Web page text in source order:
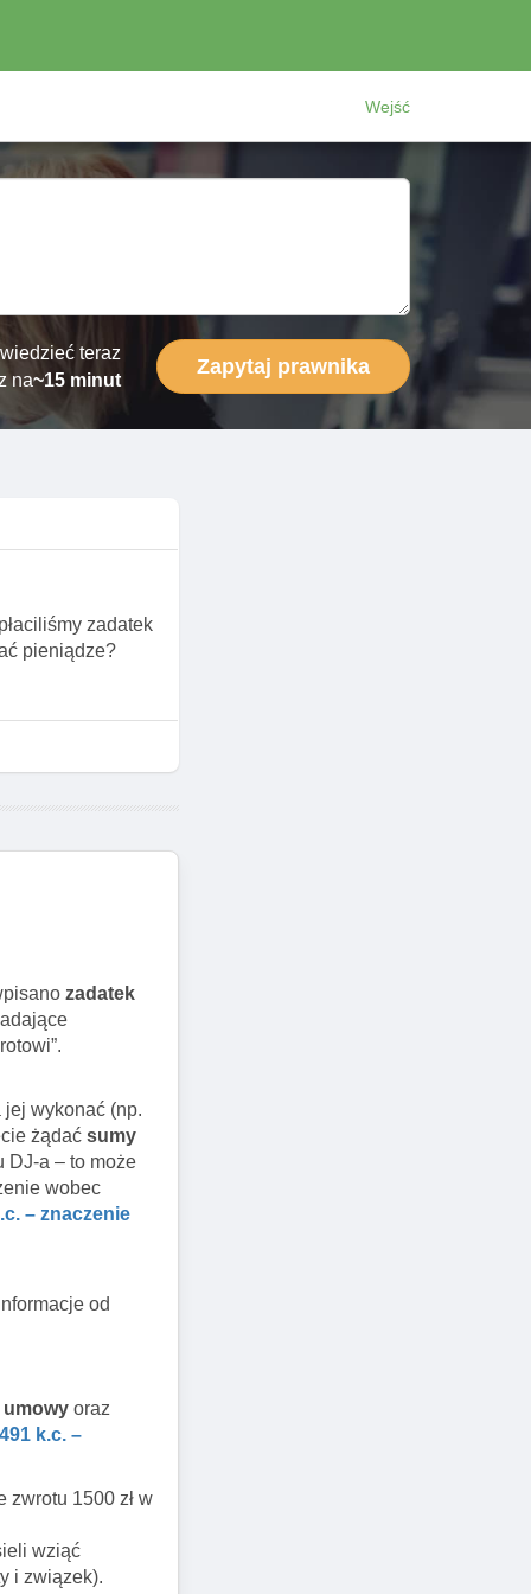
Wejść
teraz
na~15 minut
Zapytaj prawnika
zadatek
pieniądze?
zadatek
wykonać (np.
żądać sumy
DJ-a – to może
wobec
– znaczenie
od
oraz
k.c. –
zwrotu 1500 zł w
wziąć
i związek).